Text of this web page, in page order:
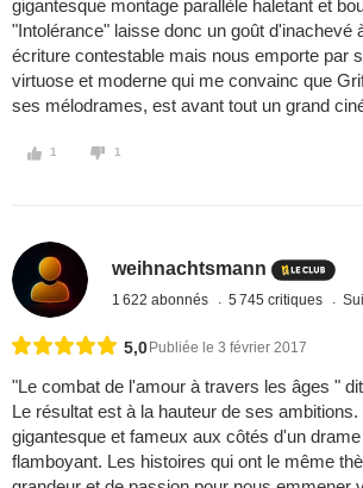
gigantesque montage parallèle haletant et
"Intolérance" laisse donc un goût d'inachevé
écriture contestable mais nous emporte par
virtuose et moderne qui me convainc que
ses mélodrames, est avant tout un grand
1 1
weihnachtsmann
1 622 abonnés 5 745 critiques
5,0 Publiée le 3 février 2017
"Le combat de l'amour à travers les âges "
Le résultat est à la hauteur de ses ambitions.
gigantesque et fameux aux côtés d'un
flamboyant. Les histoires qui ont le même